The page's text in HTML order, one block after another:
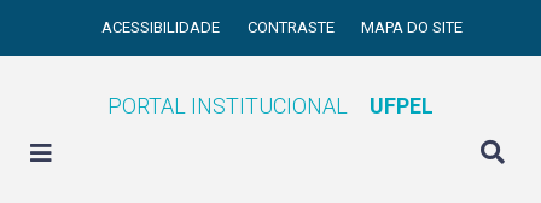
ACESSIBILIDADE CONTRASTE MAPA DO SITE
PORTAL INSTITUCIONAL UFPEL